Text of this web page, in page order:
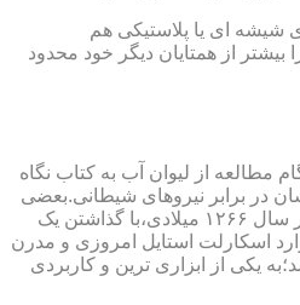
شیشه ای یا پلاستیکی هم
بیشتر از همتایان دیگر خود محدود
از لیوان آب به کتاب نگاه
در برابر نیروهای شیطانی.بعضی
دیگر عقیده دارند اولین عینک توسط سالوینو دارماتی اهل ایتالیا در سال ۱۲۸۴ میلادی ساخته شده،برخی دیگر اختراع عینک را به مردی به نام روچربیکنبا نسبت میدهند که در سال ۱۲۶۶ میلادی،با گذاشتن یک
سال ۱۷۲۷ میلادی یک عینک ساز انگلیسی ؛به نام ادوارد اسکارلت استایل امروزی و مدرن
یکی از ابزاری ترین و کاربردی